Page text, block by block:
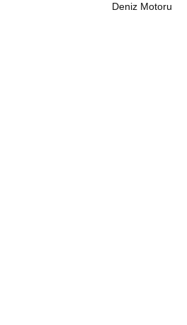
Deniz Motoru